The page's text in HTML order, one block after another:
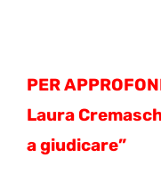
PER
Laura
a giudicare”